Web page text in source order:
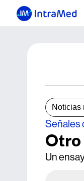
Noticias
Señales
Otro
Un